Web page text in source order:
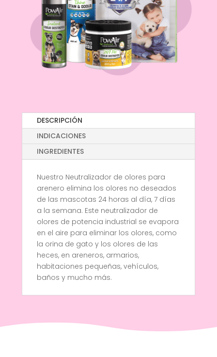
DESCRIPCIÓN
INDICACIONES
INGREDIENTES
Nuestro Neutralizador de olores para
arenero elimina los olores no deseados
de las mascotas 24 horas al día, 7 días
a la semana. Este neutralizador de
olores de potencia industrial se evapora
en el aire para eliminar los olores, como
la orina de gato y los olores de las
heces, en areneros, armarios,
habitaciones pequeñas, vehículos,
baños y mucho más.